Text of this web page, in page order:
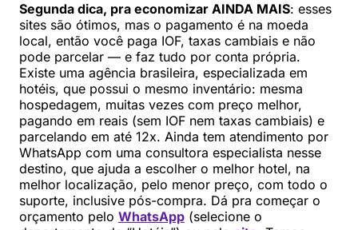
Segunda dica, pra economizar AINDA MAIS: esses
sites são ótimos, mas o pagamento é na moeda
local, então você paga IOF, taxas cambiais e não
pode parcelar — e faz tudo por conta própria.
Existe uma agência brasileira, especializada em
hotéis, que possui o mesmo inventário: mesma
hospedagem, muitas vezes com preço melhor,
pagando em reais (sem IOF nem taxas cambiais) e
parcelando em até 12x. Ainda tem atendimento por
WhatsApp com uma consultora especialista nesse
destino, que ajuda a escolher o melhor hotel, na
melhor localização, pelo menor preço, com todo o
suporte, inclusive pós-compra. Dá pra começar o
orçamento pelo WhatsApp (selecione o